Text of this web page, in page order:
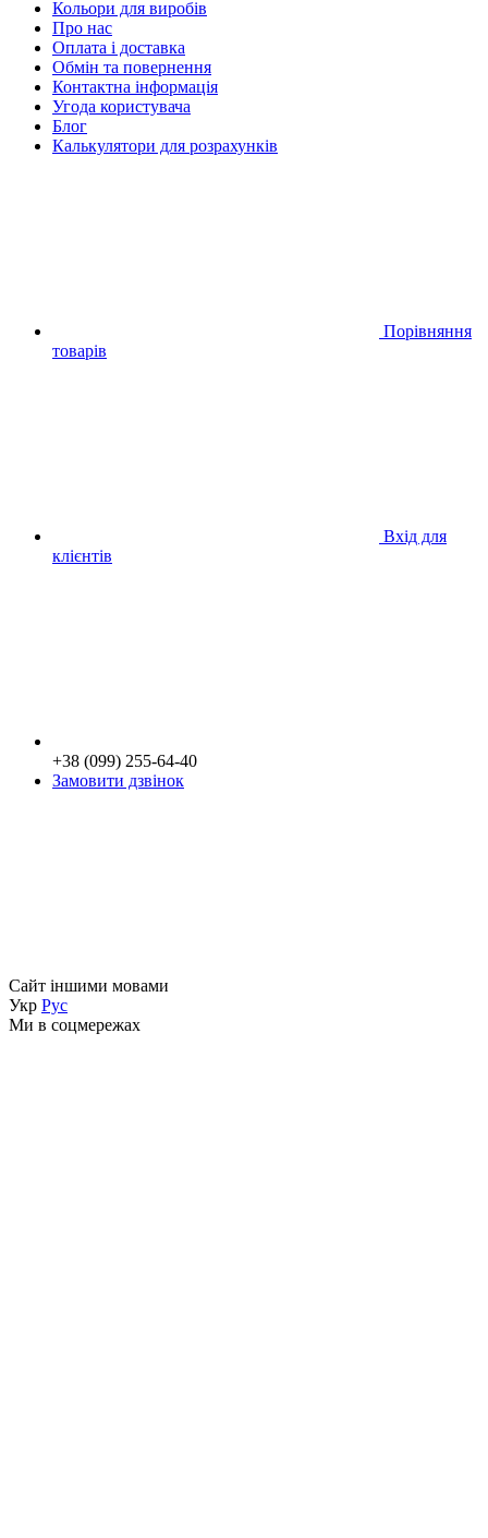
Кольори для виробів
Про нас
Оплата і доставка
Обмін та повернення
Контактна інформація
Угода користувача
Блог
Калькулятори для розрахунків
Порівняння
товарів
Вхід для
клієнтів
+38 (099) 255-64-40
Замовити дзвінок
Сайт іншими мовами
Укр Рус
Ми в соцмережах